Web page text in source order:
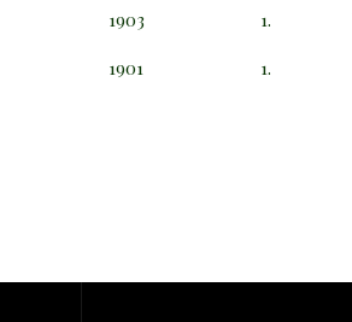
1903
1.
1901
1.